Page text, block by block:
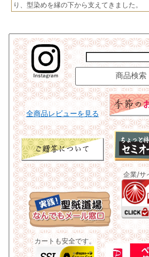
り、型染めを縁の下から支えてきました。
全商品レビューを見る
企業/サ
カートも安全です。